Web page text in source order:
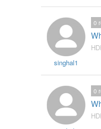
singhal1
0
0